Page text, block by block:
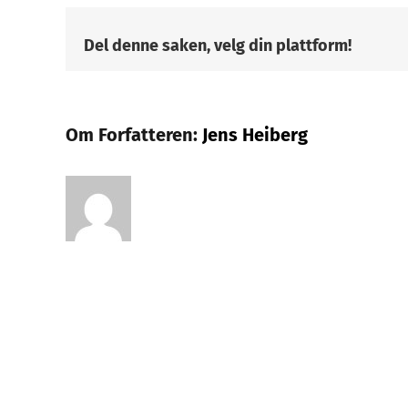
Del denne saken, velg din plattform!
Om Forfatteren: Jens Heiberg